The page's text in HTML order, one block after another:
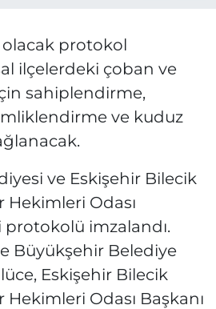
olacak protokol
ilçelerdeki çoban ve
sahiplendirme,
ve kuduz
ve Eskişehir Bilecik
Hekimleri Odası
protokolü imzalandı.
Büyükşehir Belediye
Eskişehir Bilecik
Odası Başkanı